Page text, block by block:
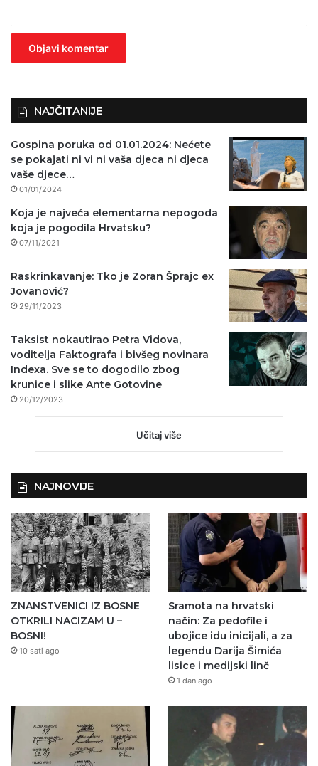
z
NAJČITANIJE
Gospina poruka od 01.01.2024: Nećete
se pokajati ni vi ni vaša djeca ni djeca
vaše djece…
01/01/2024
Koja je najveća elementarna nepogoda
koja je pogodila Hrvatsku?
07/11/2021
Raskrinkavanje: Tko je Zoran Šprajc ex
Jovanović?
29/11/2023
Taksist nokautirao Petra Vidova,
voditelja Faktografa i bivšeg novinara
Indexa. Sve se to dogodilo zbog
krunice i slike Ante Gotovine
20/12/2023
Učitaj više
NAJNOVIJE
ZNANSTVENICI IZ BOSNE
OTKRILI NACIZAM U –
BOSNI!
10 sati ago
Sramota na hrvatski
način: Za pedofile i
ubojice idu inicijali, a za
legendu Darija Šimića
lisice i medijski linč
1 dan ago